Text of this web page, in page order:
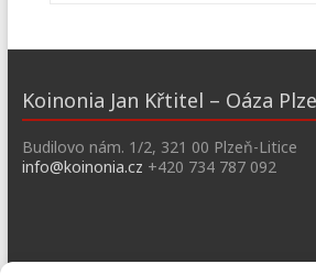
Koinonia Jan Křtitel – Oáza
Budilovo nám. 1/2, 321 00 Plzeň-Litice
info@koinonia.cz +420 734 787 092